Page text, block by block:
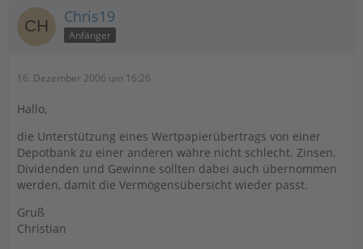
Chris19
Anfänger
16. Dezember 2006 um 16:26
Hallo,
die Unterstützung eines Wertpapierübertrags von einer
Depotbank zu einer anderen währe nicht schlecht. Zinsen,
Dividenden und Gewinne sollten dabei auch übernommen
werden, damit die Vermögensübersicht wieder passt.
Gruß
Christian